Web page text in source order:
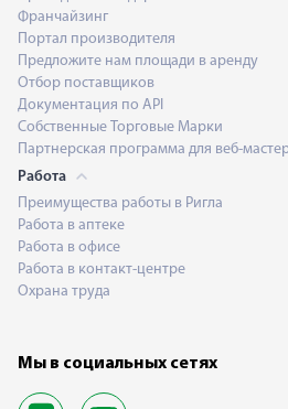
Франчайзинг
Портал производителя
Предложите нам площади в аренду
Отбор поставщиков
Документация по API
Собственные Торговые Марки
Партнерская программа для веб-
Работа
Преимущества работы в Ригла
Работа в аптеке
Работа в офисе
Работа в контакт-центре
Охрана труда
Мы в социальных сетях